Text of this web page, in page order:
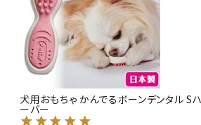
SNS
ご利用案内
ACCOUNT MENU
ようこそ ゲスト 様
犬用おもちゃ かんでるボーンデンタル S
ーバー